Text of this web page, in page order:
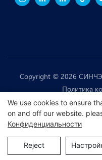
наша реальность,
стороны - страна
снов океана
акриловой панели
скрывая
Copyright © 2026
Политика
We use cookies to ensure
on and off our website.
Конфиденциальности
Reject